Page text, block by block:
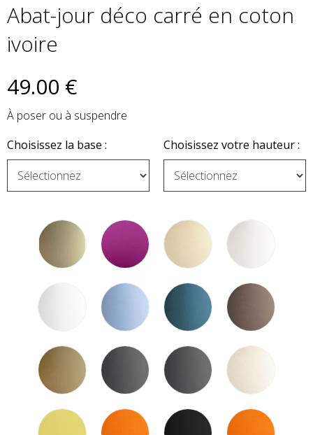
Abat-jour déco carré en coton
ivoire
49.00 €
À poser ou à suspendre
Choisissez la base :
Choisissez votre hauteur :